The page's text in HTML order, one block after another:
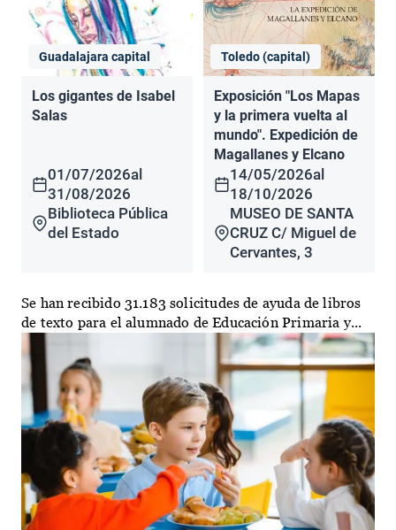
Guadalajara capital
Los gigantes de Isabel
Salas
01/07/2026al
31/08/2026
Biblioteca Pública
del Estado
Toledo (capital)
Exposición "Los Mapas
y la primera vuelta al
mundo". Expedición de
Magallanes y Elcano
14/05/2026al
18/10/2026
MUSEO DE SANTA
CRUZ C/ Miguel de
Cervantes, 3
Se han recibido 31.183 solicitudes de ayuda de libros
de texto para el alumnado de Educación Primaria y...